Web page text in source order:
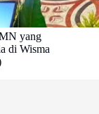
yang
di Wisma